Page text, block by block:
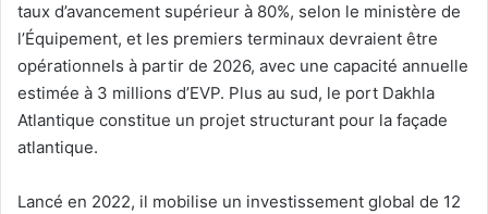
taux d’avancement supérieur à 80%, selon le ministère de
l’Équipement, et les premiers terminaux devraient être
opérationnels à partir de 2026, avec une capacité annuelle
estimée à 3 millions d’EVP. Plus au sud, le port Dakhla
Atlantique constitue un projet structurant pour la façade
atlantique.
Lancé en 2022, il mobilise un investissement global de 12